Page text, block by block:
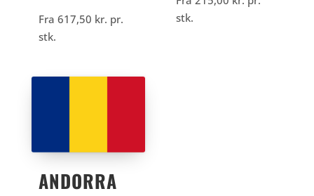
Fra 617,50 kr. pr.
stk.
stk.
ANDORRA